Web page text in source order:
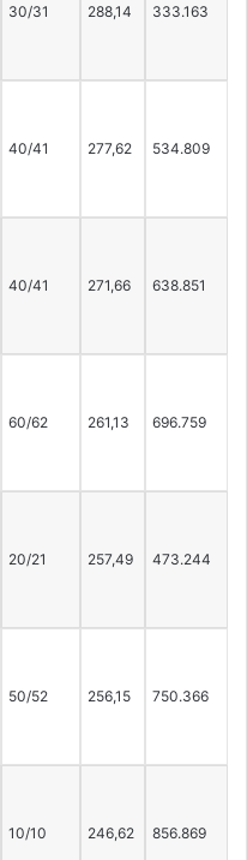
30/31 288,14 333.163
40/41 277,62 534.809
40/41 271,66 638.851
60/62 261,13 696.759
20/21 257,49 473.244
50/52 256,15 750.366
10/10 246,62 856.869